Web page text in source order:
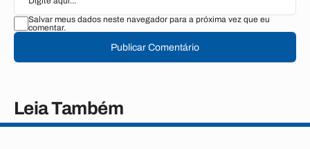
Salvar meus dados neste navegador para a próxima vez que eu
comentar.
Publicar Comentário
Leia Também